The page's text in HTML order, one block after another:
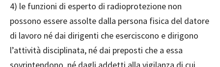
4) le funzioni di esperto di radioprotezione non
possono essere assolte dalla persona fisica del datore
di lavoro né dai dirigenti che eserciscono e dirigono
l’attività disciplinata, né dai preposti che a essa